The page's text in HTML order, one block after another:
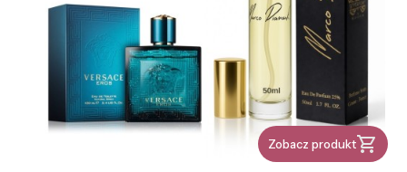
Zobacz produkt